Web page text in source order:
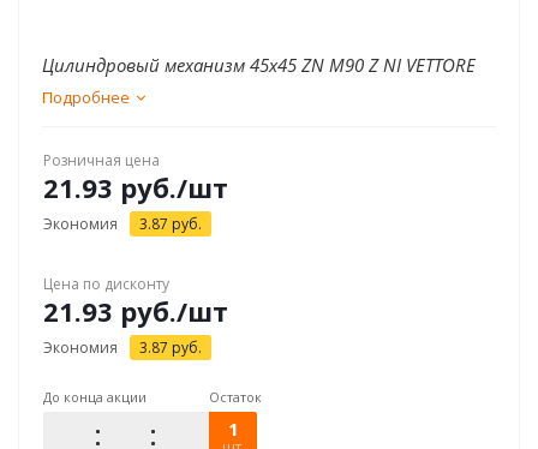
Цилиндровый механизм 45x45 ZN M90 Z NI VЕTTORE
Подробнее
Розничная цена
21.93 руб./шт
Экономия 3.87 руб.
Цена по дисконту
21.93 руб./шт
Экономия 3.87 руб.
До конца акции Остаток
1